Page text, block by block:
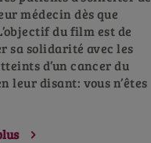
médecin dès que
du film est de
sa solidarité avec les
d’un cancer du
leur disant: vous n’êtes